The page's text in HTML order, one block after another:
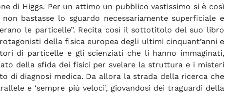
di Higgs. Per un attimo un pubblico vastissimo si è così
bastasse lo sguardo necessariamente superficiale e
le particelle”. Recita così il sottotitolo del suo libro
della fisica europea degli ultimi cinquant’anni e
di particelle e gli scienziati che li hanno immaginati,
della sfida dei fisici per svelare la struttura e i misteri
di diagnosi medica. Da allora la strada della ricerca che
e ‘sempre più veloci’, giovandosi dei traguardi della